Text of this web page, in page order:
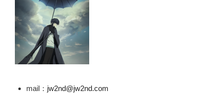
mail： jw2nd@jw2nd.com